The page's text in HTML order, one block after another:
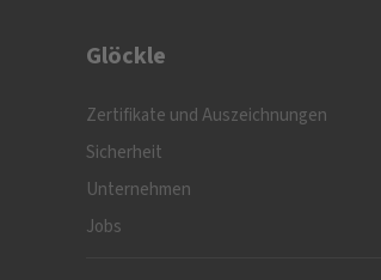
Glöckle
Zertifikate und Auszeichnungen
Sicherheit
Unternehmen
Jobs